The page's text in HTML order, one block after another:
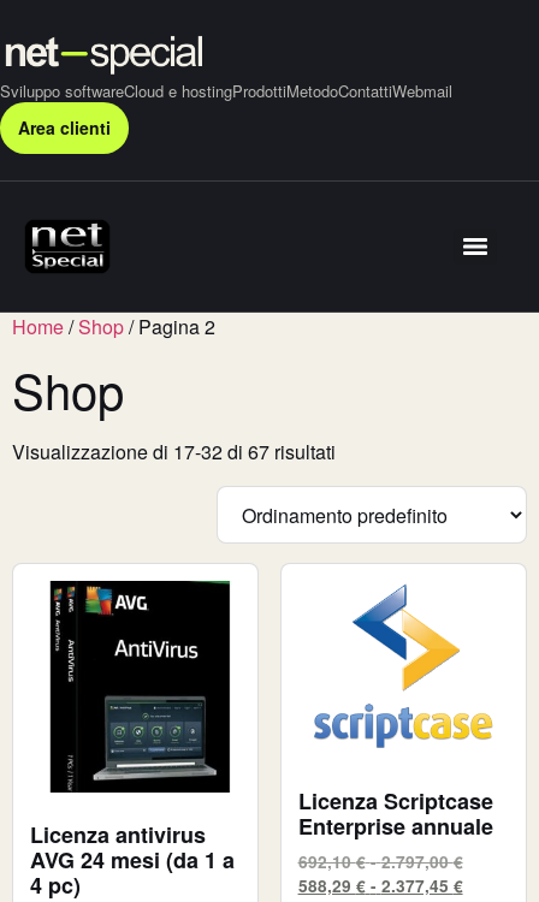
Sviluppo softwareCloud e hostingProdottiMetodoContattiWebmail
Area clienti
Home/Shop/ Pagina 2
Shop
Visualizzazione di 17-32 di 67 risultati
Licenza antivirus
AVG 24 mesi (da 1 a
4 pc)
Licenza Scriptcase
Enterprise annuale
692,10€ - 2.797,00€
588,29 € - 2.377,45 €